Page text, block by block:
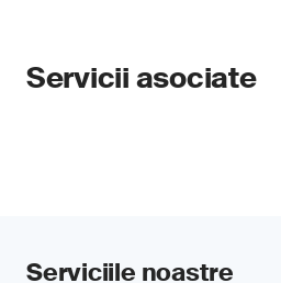
Servicii asociate
Serviciile noastre